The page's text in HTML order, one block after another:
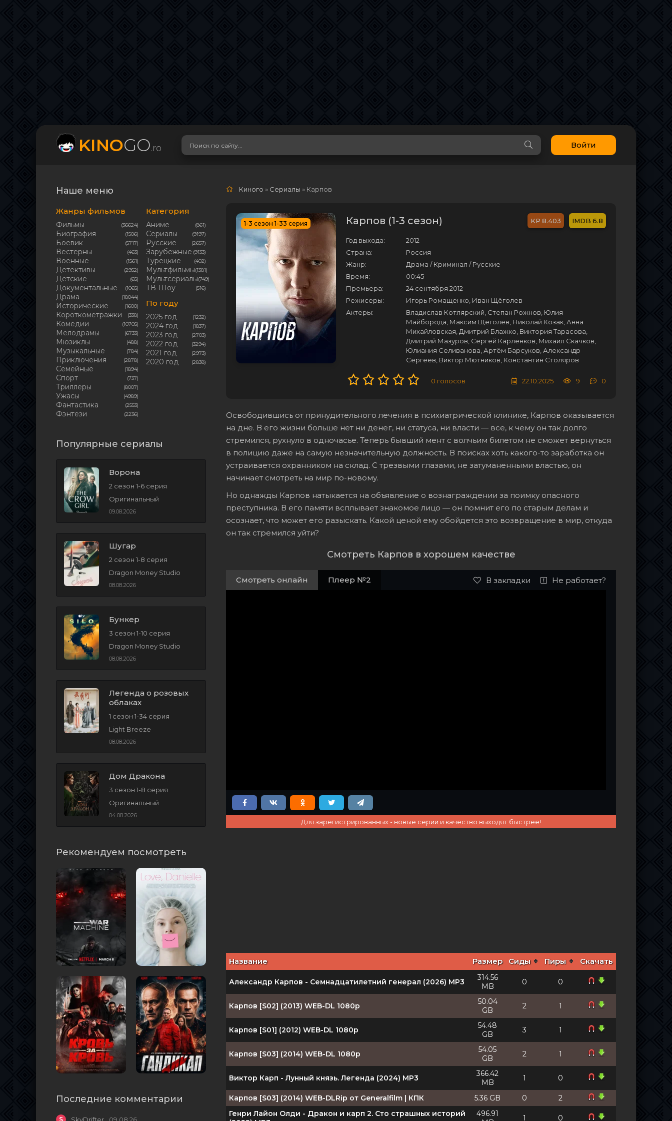
KINOGO.ro Войти
Наше меню
Жанры фильмов
Фильмы (36624)
Биография (1506)
Боевик (5717)
Вестерны (463)
Военные (1561)
Детективы (2952)
Детские (65)
Документальные (1065)
Драма (18044)
Исторические (1600)
Короткометражки (338)
Комедии (10705)
Мелодрамы (6733)
Мюзиклы (488)
Музыкальные (784)
Приключения (2878)
Семейные (1894)
Cпорт (737)
Триллеры (8007)
Ужасы (4989)
Фантастика (2553)
Фэнтези (2236)
Категория
Аниме (861)
Сериалы (9197)
Русские (2657)
Зарубежные (9133)
Турецкие (402)
Мультфильмы(1381)
Мультсериалы(749)
ТВ-Шоу (516)
По году
2025 год (1232)
2024 год (1837)
2023 год (2703)
2022 год (3294)
2021 год (2973)
2020 год (2838)
Популярные сериалы
Ворона
2 сезон 1-6 серия
Оригинальный
09.08.2026
Шугар
2 сезон 1-8 серия
Dragon Money Studio
08.08.2026
Бункер
3 сезон 1-10 серия
Dragon Money Studio
08.08.2026
Легенда о розовых
облаках
1 сезон 1-34 серия
Light Breeze
08.08.2026
Дом Дракона
3 сезон 1-8 серия
Оригинальный
04.08.2026
Рекомендуем посмотреть
Последние комментарии
S
Киного » Сериалы » Карпов
1-3 сезон 1-33 серия Карпов (1-3 сезон) 8.403 6.8
Год выхода:
2012
Страна:
Россия
Жанр:
Драма / Криминал / Русские
Время:
00:45
Премьера:
24 сентября 2012
Режисеры:
Игорь Ромащенко, Иван Щёголев
Актеры:
Владислав Котлярский, Степан Рожнов, Юлия
Майборода, Максим Щеголев, Николай Козак, Анна
Михайловская, Дмитрий Блажко, Виктория Тарасова,
Дмитрий Мазуров, Сергей Карленков, Михаил Скачков,
Юлиания Селиванова, Артём Барсуков, Александр
Сергеев, Виктор Мютников, Константин Столяров
0 голосов 22.10.2025 9 0
Освободившись от принудительного лечения в психиатрической клинике, Карпов оказывается
на дне. В его жизни больше нет ни денег, ни статуса, ни власти — все, к чему он так долго
стремился, рухнуло в одночасье. Теперь бывший мент с волчьим билетом не сможет вернуться
в полицию даже на самую незначительную должность. В поисках хоть какого-то заработка он
устраивается охранником на склад. С трезвыми глазами, не затуманенными властью, он
начинает смотреть на мир по-новому.
Но однажды Карпов натыкается на объявление о вознаграждении за поимку опасного
преступника. В его памяти всплывает знакомое лицо — он помнит его по старым делам и
осознает, что может его разыскать. Какой ценой ему обойдется это возвращение в мир, откуда
он так стремился уйти?
Смотреть Карпов в хорошем качестве
Смотреть онлайн Плеер №2 В закладки Не работает?
Для зарегистрированных - новые серии и качество выходят быстрее!
Название Размер Сиды Пиры Скачать
Александр Карпов - Семнадцатилетний генерал (2026) MP3
314.56
MB
0 0
Карпов [S02] (2013) WEB-DL 1080p
50.04
GB
2 1
Карпов [S01] (2012) WEB-DL 1080p
54.48
GB
3 1
Карпов [S03] (2014) WEB-DL 1080p
54.05
GB
2 1
Виктор Карп - Лунный князь. Легенда (2024) МР3
366.42
MB
1 0
Карпов [S03] (2014) WEB-DLRip от Generalfilm | КПК 5.36 GB 0
2
Генри Лайон Олди - Дракон и карп 2. Сто страшных историй
496.91
1 0